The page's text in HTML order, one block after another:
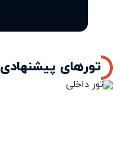
تورهای پیشنهادی